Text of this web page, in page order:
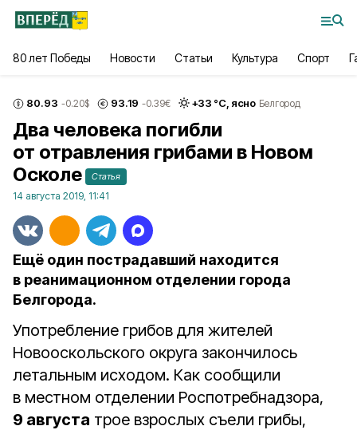
80 лет Победы Новости Статьи Культура Спорт
80.93 -0.20$ 93.19 -0.39€ +33 °С, ясно Белгород
Два человека погибли
от отравления грибами в Новом
Осколе
Статья
14 августа 2019, 11:41
Ещё один пострадавший находится
в реанимационном отделении города
Белгорода.
Употребление грибов для жителей
Новооскольского округа закончилось
летальным исходом. Как сообщили
в местном отделении Роспотребнадзора,
9 августа трое взрослых съели грибы,